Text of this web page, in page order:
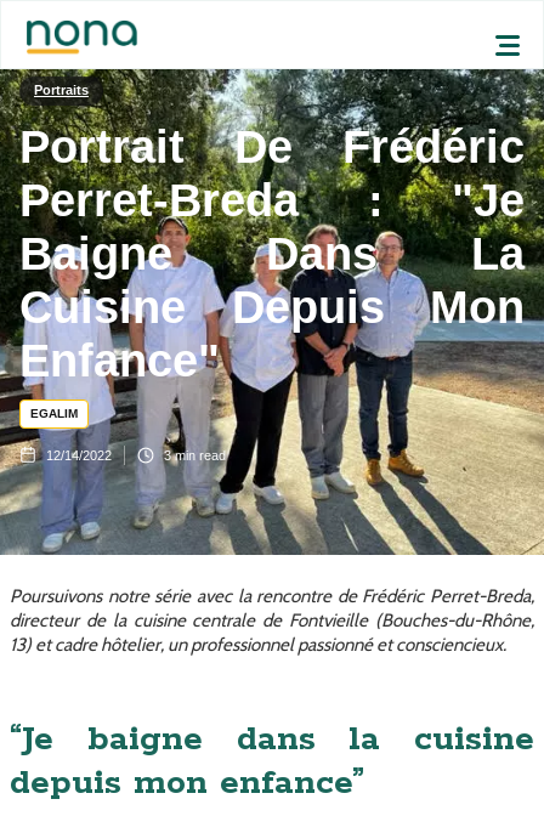
Portraits
Portrait De Frédéric
Perret-Breda : "Je
Baigne Dans La
Cuisine Depuis Mon
Enfance"
EGALIM
12/14/2022 3min read
Poursuivons notre série avec la rencontre de Frédéric Perret-Breda,
directeur de la cuisine centrale de Fontvieille (Bouches-du-Rhône,
13) et cadre hôtelier, un professionnel passionné et consciencieux.
“Je baigne dans la cuisine
depuis mon enfance”